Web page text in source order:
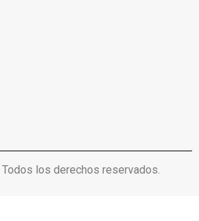
los derechos reservados.